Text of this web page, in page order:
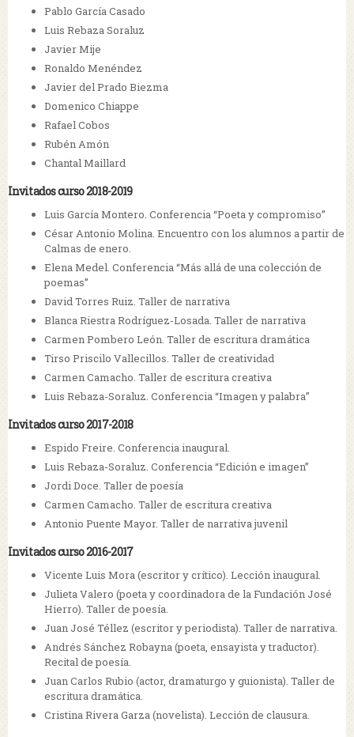
Pablo García Casado
Luis Rebaza Soraluz
Javier Mije
Ronaldo Menéndez
Javier del Prado Biezma
Domenico Chiappe
Rafael Cobos
Rubén Amón
Chantal Maillard
Invitados curso 2018-2019
Luis García Montero. Conferencia “Poeta y compromiso”
César Antonio Molina. Encuentro con los alumnos a partir de
Calmas de enero.
Elena Medel. Conferencia “Más allá de una colección de
poemas”
David Torres Ruiz. Taller de narrativa
Blanca Riestra Rodríguez-Losada. Taller de narrativa
Carmen Pombero León. Taller de escritura dramática
Tirso Priscilo Vallecillos. Taller de creatividad
Carmen Camacho. Taller de escritura creativa
Luis Rebaza-Soraluz. Conferencia “Imagen y palabra”
Invitados curso 2017-2018
Espido Freire. Conferencia inaugural.
Luis Rebaza-Soraluz. Conferencia “Edición e imagen”
Jordi Doce. Taller de poesía
Carmen Camacho. Taller de escritura creativa
Antonio Puente Mayor. Taller de narrativa juvenil
Invitados curso 2016-2017
Vicente Luis Mora (escritor y crítico). Lección inaugural.
Julieta Valero (poeta y coordinadora de la Fundación José
Hierro). Taller de poesía.
Juan José Téllez (escritor y periodista). Taller de narrativa.
Andrés Sánchez Robayna (poeta, ensayista y traductor).
Recital de poesía.
Juan Carlos Rubio (actor, dramaturgo y guionista). Taller de
escritura dramática.
Cristina Rivera Garza (novelista). Lección de clausura.